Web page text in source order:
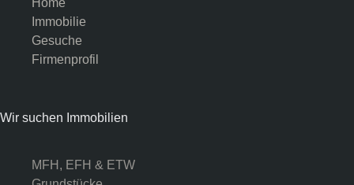
Home
Immobilie
Gesuche
Firmenprofil
Wir suchen Immobilien
MFH, EFH & ETW